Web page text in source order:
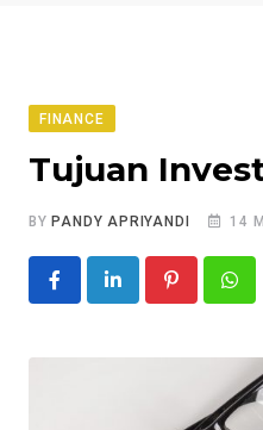
FINANCE
Tujuan
BY PANDY APRIYANDI 14
Pinterest